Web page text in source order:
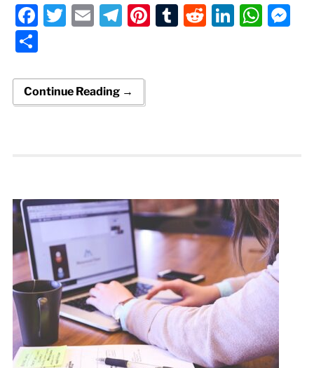
Facebook
Twitter
EmailTelegram
Pinterest
Tumblr
Reddit
Condividi
Continue Reading →